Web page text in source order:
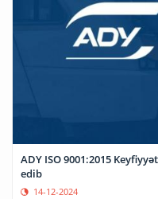
ADY ISO 9001:2015
edib
14-12-2024